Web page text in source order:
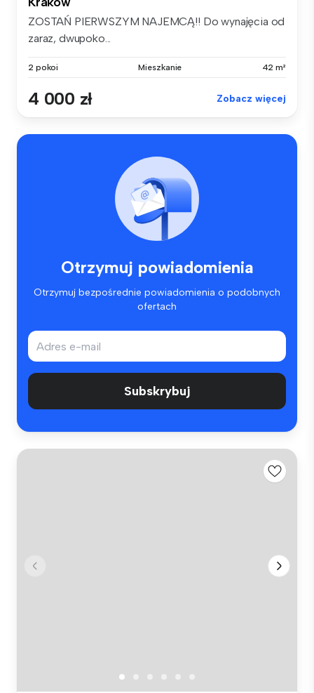
ZOSTAŃ PIERWSZYM NAJEMCĄ!! Do wynajęcia od
zaraz, dwupoko...
2 pokoi Mieszkanie 42 m²
4 000 zł Zobacz więcej
Otrzymuj powiadomienia
Otrzymuj bezpośrednie powiadomienia o podobnych
ofertach
Subskrybuj